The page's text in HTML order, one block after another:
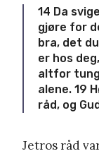
14 Da
gjøre for
bra, det
er hos
altfor
alene. 19
råd, og
Jetros råd